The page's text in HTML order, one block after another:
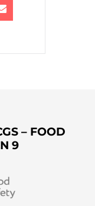
– FOOD
9